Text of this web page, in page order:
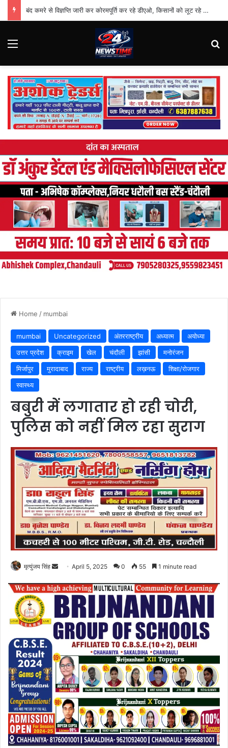
बंद कमरे से विज्ञप्ति जारी कर कोरमपूर्ति कर रहे डीएओ, किसानों को लूट रहे निजी दुकानदार
Menu
Home / mumbai
mumbai Uncategorized अंतरराष्ट्रीय अध्यात्म
अयोध्या
उत्तर प्रदेश
क्राइम खेल चंदौली झांसी
मनोरंजन
मिर्जापुर
मुरादाबाद राज्य राष्ट्रीय लख़नऊ
शिक्षा/रोजगार
स्वास्थ्य
बबुरी में लगातार हो रही चोरी,
पुलिस को नहीं मिल रहा सुराग
मृत्युंजय सिंह
Send
email
April 5, 2025 0 55 1 minute read